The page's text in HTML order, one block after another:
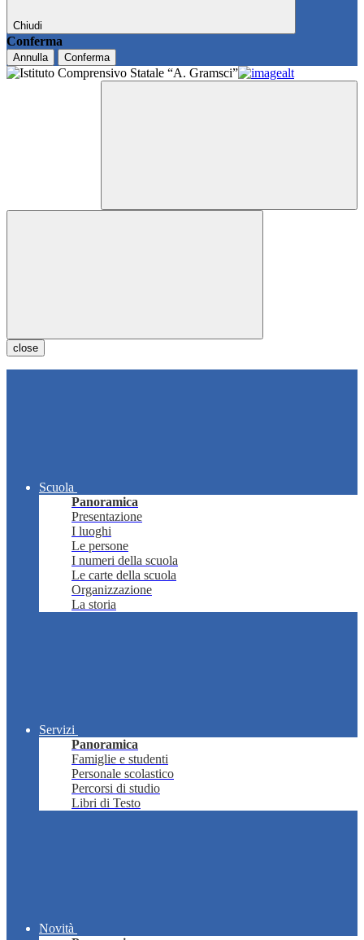
Chiudi
Conferma
Annulla Conferma
close
Scuola
Panoramica
Presentazione
I luoghi
Le persone
I numeri della scuola
Le carte della scuola
Organizzazione
La storia
Servizi
Panoramica
Famiglie e studenti
Personale scolastico
Percorsi di studio
Libri di Testo
Novità